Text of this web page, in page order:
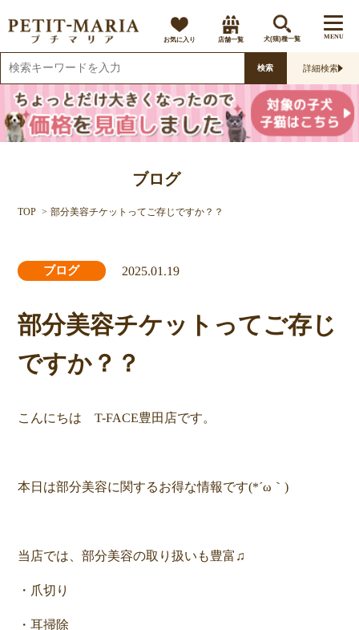
お気に入り 店舗一覧 犬(猫)種一覧 MENU
検索 詳細検索
ブログ
TOP 部分美容チケットってご存じですか？？
ブログ 2025.01.19
部分美容チケットってご存じ
ですか？？
こんにちは T-FACE豊田店です。
本日は部分美容に関するお得な情報です(*´ω｀)
当店では、部分美容の取り扱いも豊富♫
・爪切り
・耳掃除